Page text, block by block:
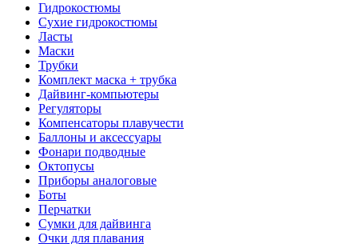
Гидрокостюмы
Сухие гидрокостюмы
Ласты
Маски
Трубки
Комплект маска + трубка
Дайвинг-компьютеры
Регуляторы
Компенсаторы плавучести
Баллоны и аксессуары
Фонари подводные
Октопусы
Приборы аналоговые
Боты
Перчатки
Сумки для дайвинга
Очки для плавания